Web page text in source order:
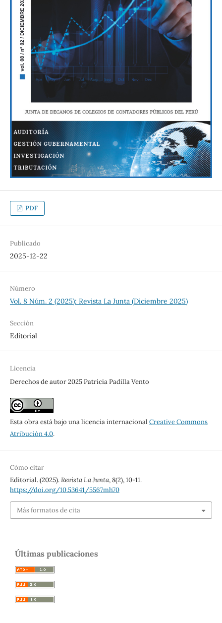
PDF
Publicado
2025-12-22
Número
Vol. 8 Núm. 2 (2025): Revista La Junta (Diciembre 2025)
Sección
Editorial
Licencia
Derechos de autor 2025 Patricia Padilla Vento
Esta obra está bajo una licencia internacional Creative Commons
Atribución 4.0.
Cómo citar
Editorial. (2025).Revista La Junta,8(2), 10-11.
https://doi.org/10.53641/5567mh70
Más formatos de cita
Últimas publicaciones